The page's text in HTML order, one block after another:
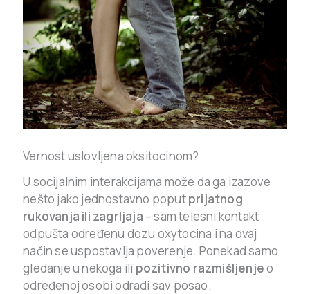
Vernost uslovljena oksitocinom?
U socijalnim interakcijama može da ga izazove
nešto jako jednostavno poputprijatnog
rukovanja ili zagrljaja – sam telesni kontakt
odpušta određenu dozu oxytocina i na ovaj
način se uspostavlja poverenje. Ponekad samo
gledanje u nekoga ili pozitivno razmišljenjeo
određenoj osobi odradi sav posao.